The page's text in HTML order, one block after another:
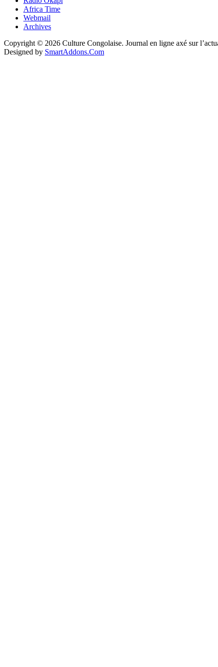
Africa Time
Webmail
Archives
Copyright © 2026 Culture Congolaise. Journal en ligne axé sur
Designed by SmartAddons.Com